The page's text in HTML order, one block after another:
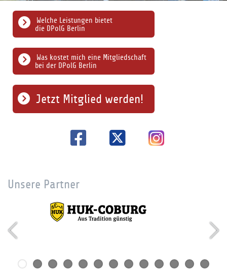
Was kostet mich eine Mitgliedschaft
bei der DPolG Berlin
Welche Leistungen bietet
die DPolG Berlin
Jetzt Mitglied werden!
Unsere Partner